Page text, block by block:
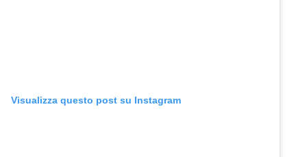
Visualizza questo post su Instagram